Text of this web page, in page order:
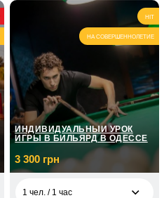
1 700
грнHIT
НА СОВЕРШЕННОЛЕТИЕ
ИНДИВИДУАЛЬНЫЙ УРОК
ИГРЫ В БИЛЬЯРД В ОДЕССЕ
3 300 грн
1 чел. / 1 час